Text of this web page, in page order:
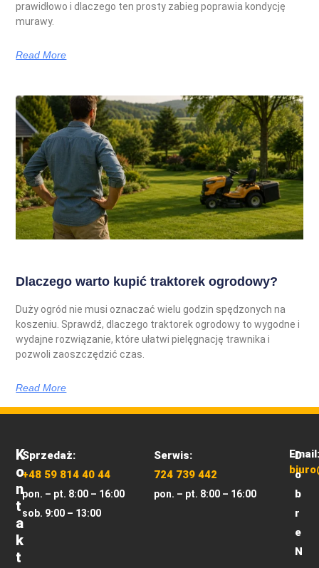
prawidłowo i dlaczego ten prosty zabieg poprawia kondycję
murawy.
Read More
Dlaczego warto kupić traktorek ogrodowy?
Duży ogród nie musi oznaczać wielu godzin spędzonych na
koszeniu. Sprawdź, dlaczego traktorek ogrodowy to wygodne i
wydajne rozwiązanie, które ułatwi pielęgnację trawnika i
pozwoli zaoszczędzić czas.
Read More
K
O
N
T
A
K
T
Sprzedaż:
+48 59 814 40 44
pon. – pt. 8:00 – 16:00
sob. 9:00 – 13:00
Serwis:
724 739 442
pon. – pt. 8:00 – 16:00
Email:
D
o
b
r
e
N